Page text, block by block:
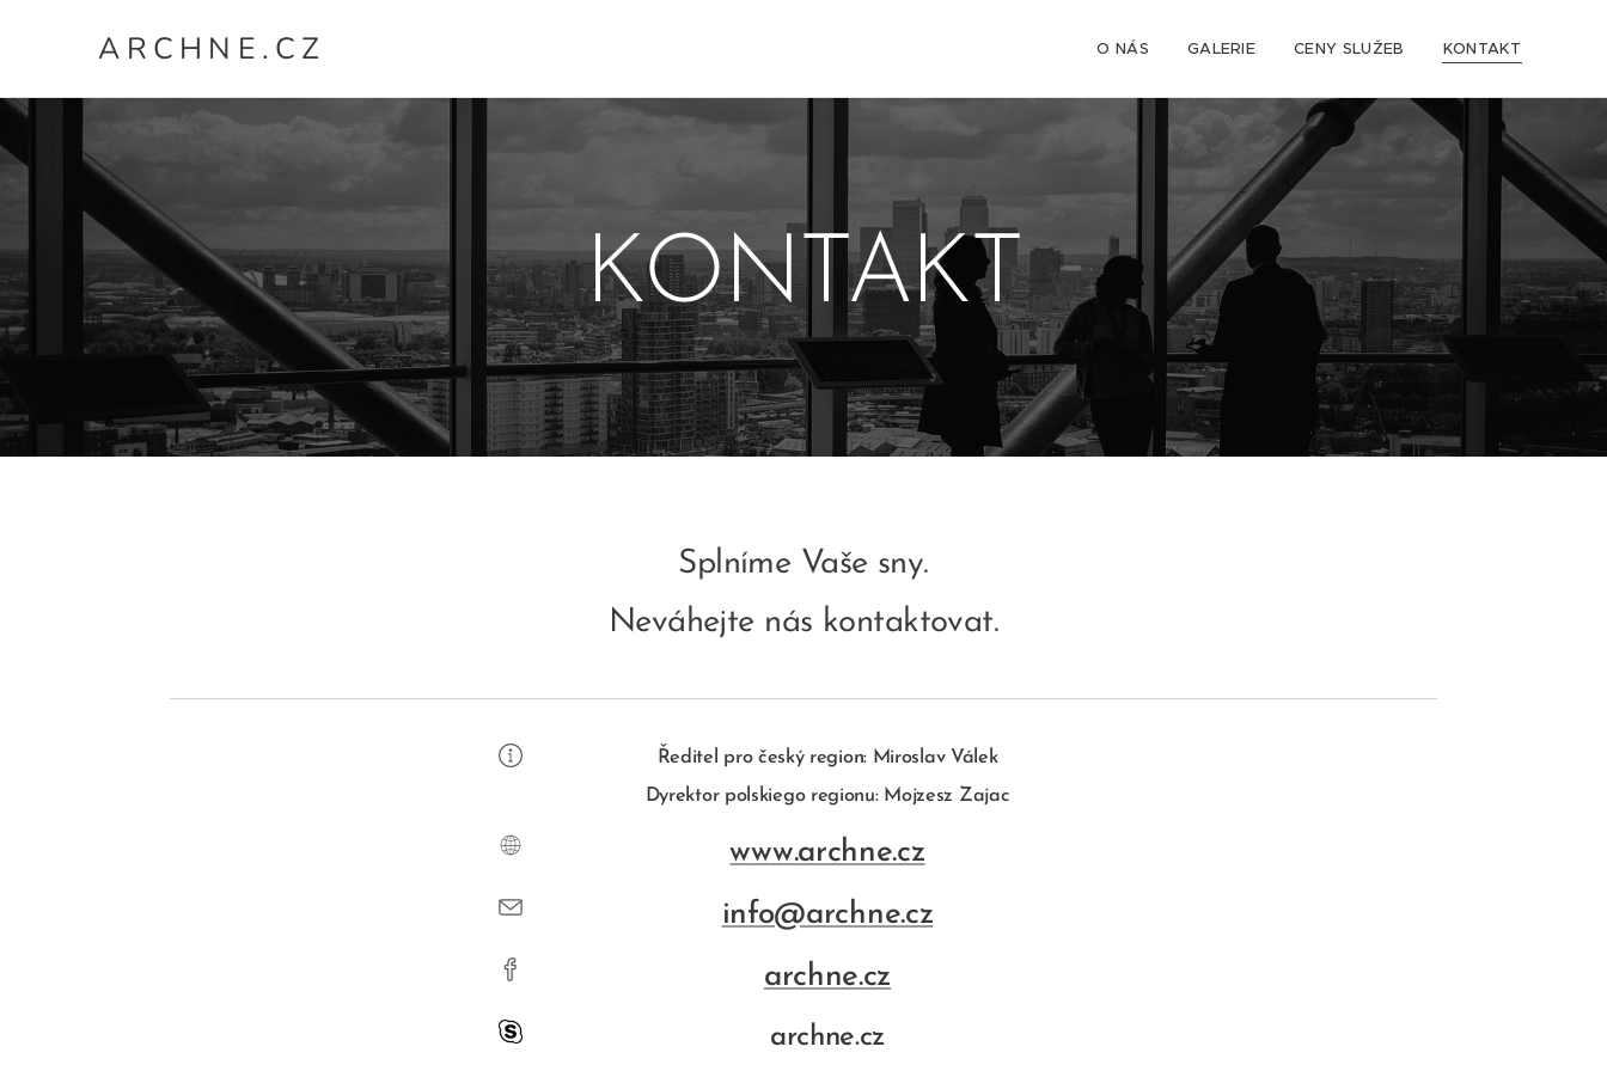
A R C H N E . C Z O NÁS GALERIE CENY SLUŽEB KONTAKT
KONTAKT
Splníme Vaše sny.
Neváhejte nás kontaktovat.
Ředitel pro český region: Miroslav Válek
Dyrektor polskiego regionu: Mojzesz Zajac
www.archne.cz
info@archne.cz
archne.cz
archne.cz